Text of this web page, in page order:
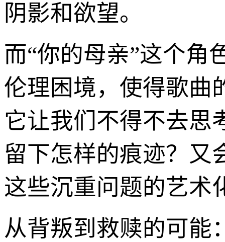
阴影和欲望。
而“你的母亲”这个角
伦理困境，使得歌曲
它让我们不得不去思
留下怎样的痕迹？又
这些沉重问题的艺术
从背叛到救赎的可能